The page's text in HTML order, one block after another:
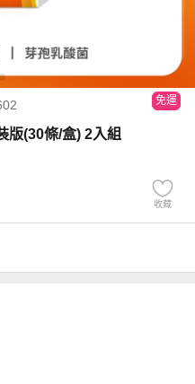
免運
(30條/盒) 2入組
收藏